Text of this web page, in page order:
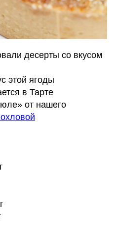
десерты со вкусом
этой ягоды
в Тарте
от нашего